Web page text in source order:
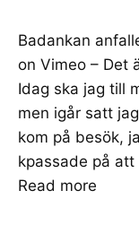
Badankan
on Vimeo – Det
Idag ska jag till
men igår satt
kom på besök,
kpassade på
Read more